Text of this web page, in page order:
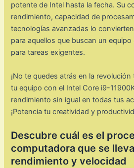
potente de Intel hasta la fecha. Su
rendimiento, capacidad de
tecnologías avanzadas lo
para aquellos que buscan un
para tareas exigentes.
¡No te quedes atrás en la
tu equipo con el Intel Core i9-
rendimiento sin igual en todas tus
¡Potencia tu creatividad y
Descubre cuál es el
computadora que se
rendimiento y velocidad